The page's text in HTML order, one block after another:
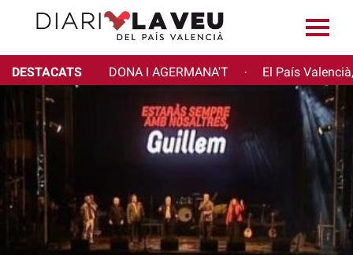
DESTACATS DONA I AGERMANA'T · El País